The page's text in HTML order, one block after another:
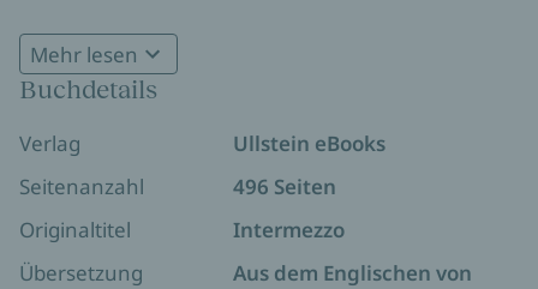
Vater verloren, was alte Wunden aufs Neue
aufreißt.
gerade zerbrochen ist. Die Zuneigung zwischen
ihnen ist echt, doch ihr Altersunterschied droht ihre
seinen Halt. Er ist mit Naomi zusammen, einer
jungen Studentin, doch er kann das frühere Leben
Mehr lesen
Buchdetails
Verlag
Ullstein eBooks
Seitenanzahl
496 Seiten
Originaltitel
Intermezzo
Übersetzung
Aus dem Englischen von